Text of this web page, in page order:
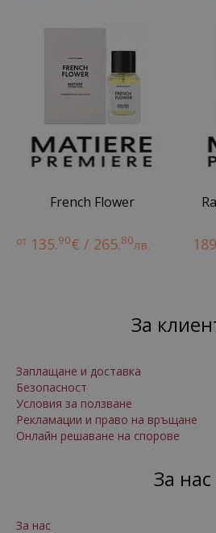
French Flower
от 135.90€ / 265.80лв.
За
Заплащане и доставка
Безопасност
Условия за ползване
Рекламации и право на връщане
Онлайн решаване на спорове
За нас
За нас